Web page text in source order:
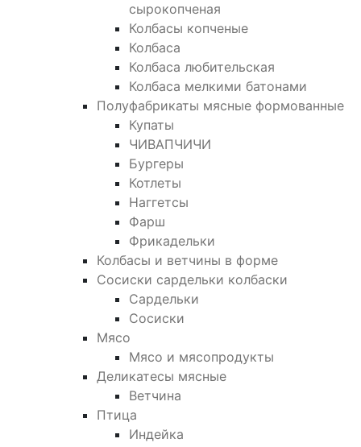
сырокопченая
Колбасы копченые
Колбаса
Колбаса любительская
Колбаса мелкими батонами
Полуфабрикаты мясные формованные
Купаты
ЧИВАПЧИЧИ
Бургеры
Котлеты
Наггетсы
Фарш
Фрикадельки
Колбасы и ветчины в форме
Сосиски сардельки колбаски
Сардельки
Сосиски
Мясо
Мясо и мясопродукты
Деликатесы мясные
Ветчина
Птица
Индейка